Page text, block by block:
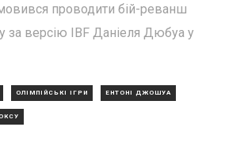
проводити бій-реванш
за версію IBF Даніеля Дюбуа у
ОЛІМПІЙСЬКІ ІГРИ ЕНТОНІ ДЖОШУА